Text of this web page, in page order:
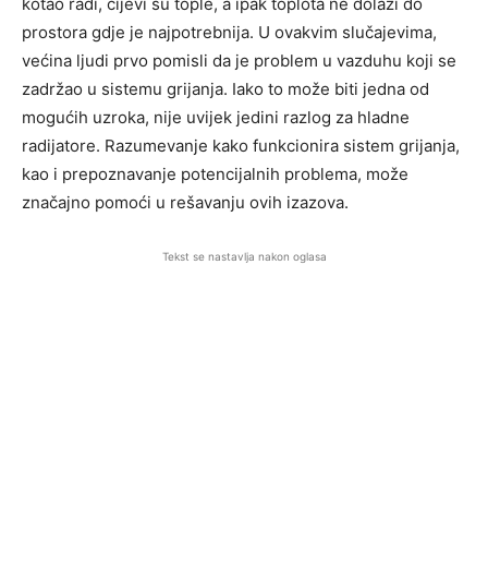
prostora gdje je najpotrebnija. U ovakvim slučajevima,
većina ljudi prvo pomisli da je problem u vazduhu koji se
zadržao u sistemu grijanja. Iako to može biti jedna od
mogućih uzroka, nije uvijek jedini razlog za hladne
radijatore. Razumevanje kako funkcionira sistem grijanja,
kao i prepoznavanje potencijalnih problema, može
značajno pomoći u rešavanju ovih izazova.
Tekst se nastavlja nakon oglasa